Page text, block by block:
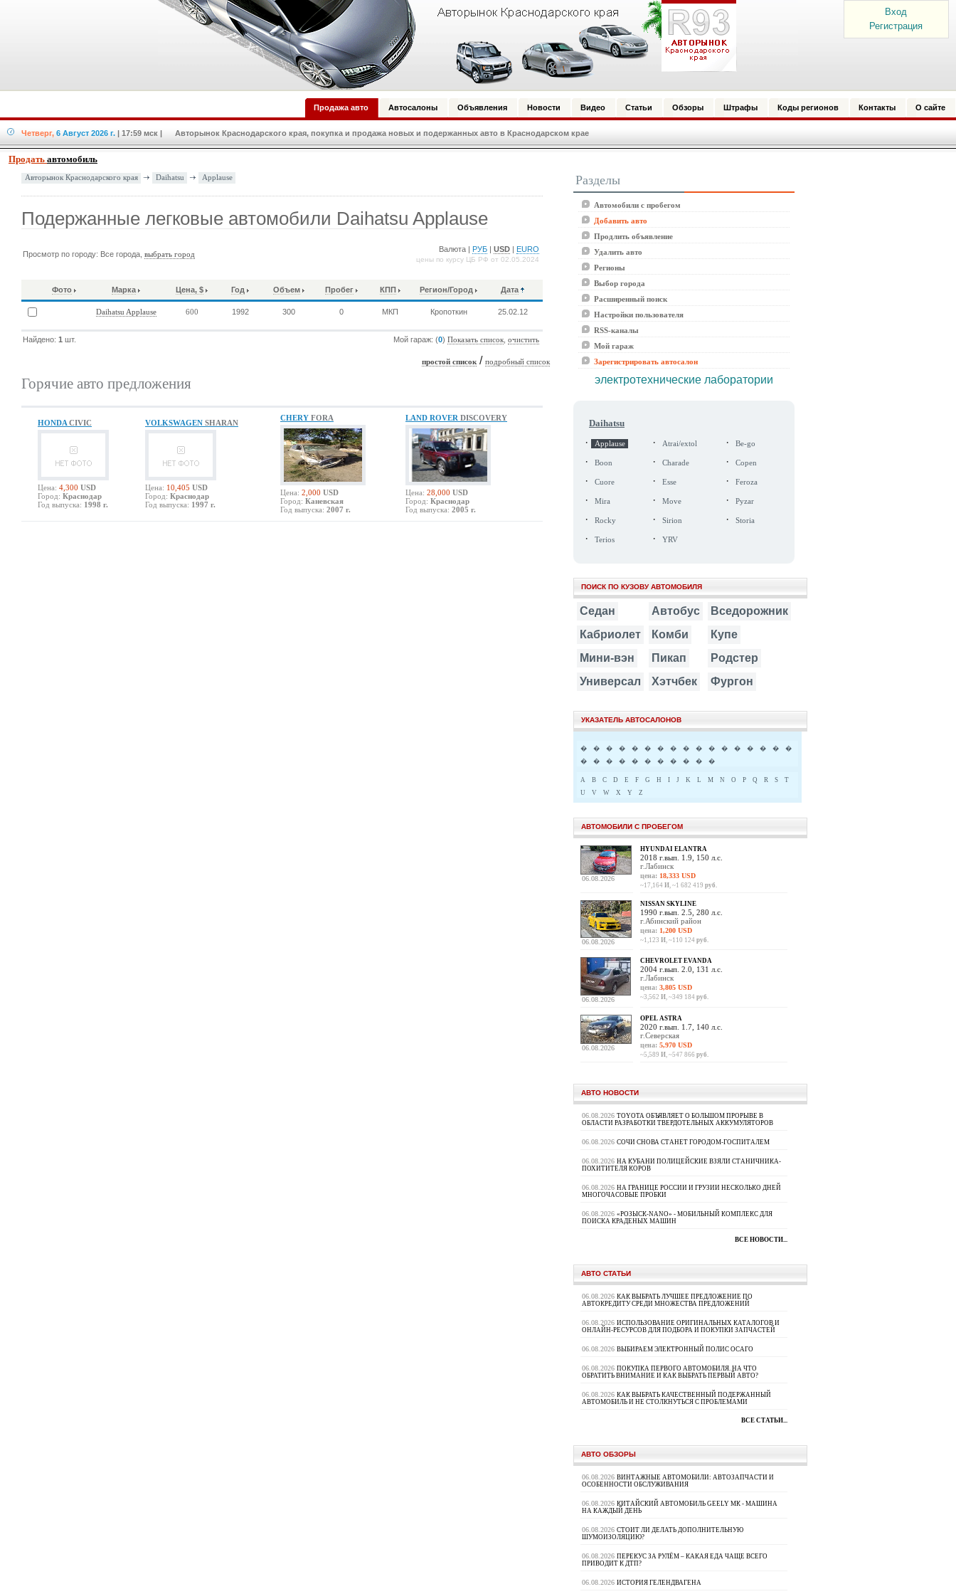
Вход
Регистрация
Продажа авто Автосалоны Объявления Новости Видео Статьи Обзоры Штрафы Коды регионов Контакты О сайте
Четверг, 6 Август 2026 г. | 17:59 мск | Авторынок Краснодарского края, покупка и продажа новых и подержанных авто в Краснодарском крае
Продать автомобиль
Авторынок Краснодарского края Daihatsu Applause
Подержанные легковые автомобили Daihatsu Applause
Просмотр по городу: Все города,выбрать город
Валюта | РУБ |USD EURO
цены по курсу ЦБ РФ от 02.05.2024
Фото Марка Цена, $ Год Объем Пробег КПП Регион/Город Дата
Daihatsu Applause 600 1992 300 0 МКП Кропоткин 25.02.12
Найдено:1 шт. Мой гараж: (0)Показать список ,очистить
простой список /подробный список
Горячие авто предложения
HONDA CIVIC
Цена: 4,300 USD
Город: Краснодар
Год выпуска: 1998 г.
VOLKSWAGEN SHARAN
Цена: 10,405 USD
Город: Краснодар
Год выпуска: 1997 г.
CHERY FORA
Цена: 2,000 USD
Город: Каневская
Год выпуска: 2007 г.
LAND ROVER DISCOVERY
Цена: 28,000 USD
Город: Краснодар
Год выпуска: 2005 г.
Разделы
Автомобили с пробегом
Добавить авто
Продлить объявление
Удалить авто
Регионы
Выбор города
Расширенный поиск
Настройки пользователя
RSS-каналы
Мой гараж
Зарегистрировать автосалон
электротехнические лаборатории
Daihatsu
· Applause · Atrai/extol · Be-go
· Boon · Charade · Copen
· Cuore · Esse · Feroza
· Mira · Move · Pyzar
· Rocky · Sirion · Storia
· Terios · YRV
ПОИСК ПО КУЗОВУ АВТОМОБИЛЯ
Седан Автобус
Вседорожник
Кабриолет
Комби
Купе
Мини-вэн
Пикап
Родстер
Универсал
Хэтчбек Фургон
УКАЗАТЕЛЬ АВТОСАЛОНОВ
� � � � � � � � � � � � � � � �
�
�
� � � � � � � � � �
A B C D E F G H I J K L M N O P Q R S
T
U
V W X Y Z
АВТОМОБИЛИ С ПРОБЕГОМ
06.08.2026
HYUNDAI ELANTRA
2018 г.вып. 1.9, 150 л.с.
г.Лабинск
цена: 18,333 USD
~17,164 И, ~1 682 419 руб.
06.08.2026
NISSAN SKYLINE
1990 г.вып. 2.5, 280 л.с.
г.Абинский район
цена: 1,200 USD
~1,123 И, ~110 124 руб.
06.08.2026
CHEVROLET EVANDA
2004 г.вып. 2.0, 131 л.с.
г.Лабинск
цена: 3,805 USD
~3,562 И, ~349 184 руб.
06.08.2026
OPEL ASTRA
2020 г.вып. 1.7, 140 л.с.
г.Северская
цена: 5,970 USD
~5,589 И, ~547 866 руб.
АВТО НОВОСТИ
06.08.2026 TOYOTA ОБЪЯВЛЯЕТ О БОЛЬШОМ ПРОРЫВЕ В
ОБЛАСТИ РАЗРАБОТКИ ТВЕРДОТЕЛЬНЫХ АККУМУЛЯТОРОВ
06.08.2026 СОЧИ СНОВА СТАНЕТ ГОРОДОМ-ГОСПИТАЛЕМ
06.08.2026 НА КУБАНИ ПОЛИЦЕЙСКИЕ ВЗЯЛИ СТАНИЧНИКА-
ПОХИТИТЕЛЯ КОРОВ
06.08.2026 НА ГРАНИЦЕ РОССИИ И ГРУЗИИ НЕСКОЛЬКО ДНЕЙ
МНОГОЧАСОВЫЕ ПРОБКИ
06.08.2026 «РОЗЫСК-NANO» - МОБИЛЬНЫЙ КОМПЛЕКС ДЛЯ
ПОИСКА КРАДЕНЫХ МАШИН
ВСЕ НОВОСТИ...
АВТО СТАТЬИ
06.08.2026 КАК ВЫБРАТЬ ЛУЧШЕЕ ПРЕДЛОЖЕНИЕ ПО
АВТОКРЕДИТУ СРЕДИ МНОЖЕСТВА ПРЕДЛОЖЕНИЙ
06.08.2026 ИСПОЛЬЗОВАНИЕ ОРИГИНАЛЬНЫХ КАТАЛОГОВ И
ОНЛАЙН-РЕСУРСОВ ДЛЯ ПОДБОРА И ПОКУПКИ ЗАПЧАСТЕЙ
06.08.2026 ВЫБИРАЕМ ЭЛЕКТРОННЫЙ ПОЛИС ОСАГО
06.08.2026 ПОКУПКА ПЕРВОГО АВТОМОБИЛЯ. НА ЧТО
ОБРАТИТЬ ВНИМАНИЕ И КАК ВЫБРАТЬ ПЕРВЫЙ АВТО?
06.08.2026 КАК ВЫБРАТЬ КАЧЕСТВЕННЫЙ ПОДЕРЖАННЫЙ
АВТОМОБИЛЬ И НЕ СТОЛКНУТЬСЯ С ПРОБЛЕМАМИ
ВСЕ СТАТЬИ...
АВТО ОБЗОРЫ
06.08.2026 ВИНТАЖНЫЕ АВТОМОБИЛИ: АВТОЗАПЧАСТИ И
ОСОБЕННОСТИ ОБСЛУЖИВАНИЯ
06.08.2026 КИТАЙСКИЙ АВТОМОБИЛЬ GEELY МК - МАШИНА
НА КАЖДЫЙ ДЕНЬ
06.08.2026 СТОИТ ЛИ ДЕЛАТЬ ДОПОЛНИТЕЛЬНУЮ
ШУМОИЗОЛЯЦИЮ?
06.08.2026 ПЕРЕКУС ЗА РУЛЁМ – КАКАЯ ЕДА ЧАЩЕ ВСЕГО
ПРИВОДИТ К ДТП?
06.08.2026 ИСТОРИЯ ГЕЛЕНДВАГЕНА